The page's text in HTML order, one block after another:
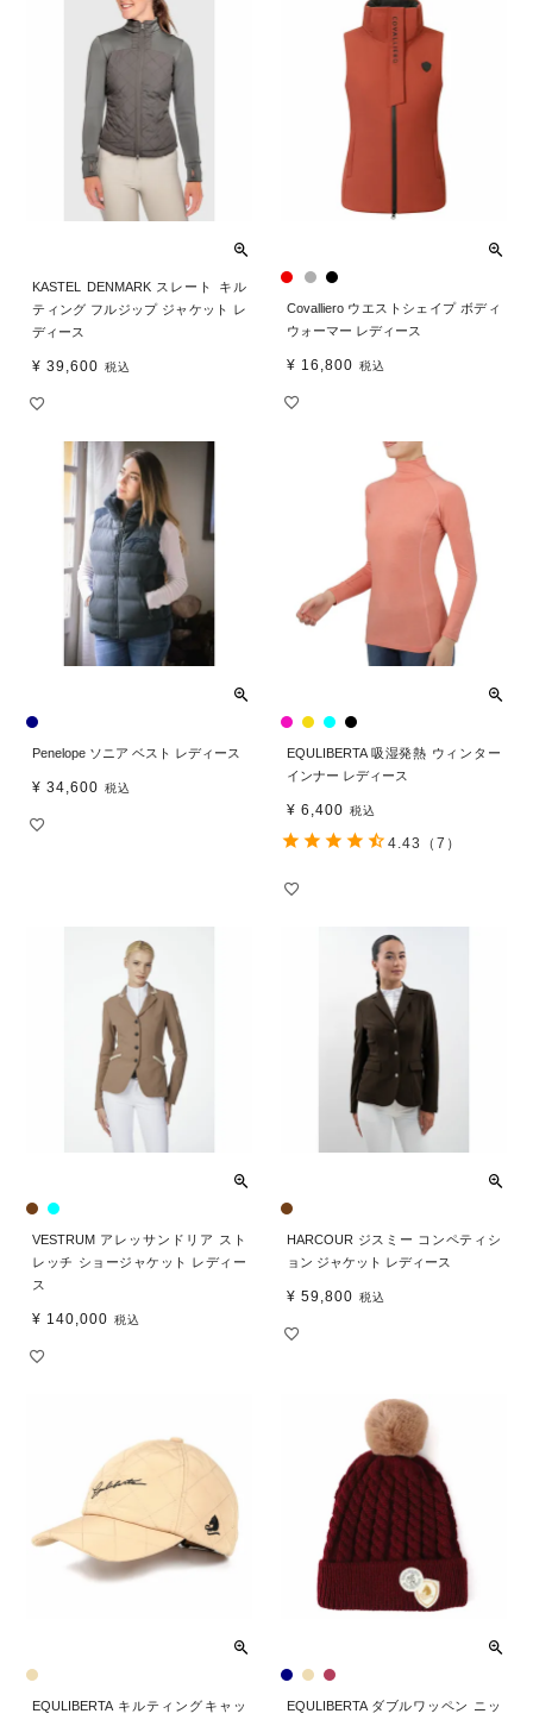
KASTEL DENMARK スレート キル
ティング フルジップ ジャケット レ
ディース
¥ 39,600 税込
Covalliero ウエストシェイプ ボディ
ウォーマー レディース
¥ 16,800 税込
Penelope ソニア ベスト レディース
¥ 34,600 税込
EQULIBERTA 吸湿発熱 ウィンター
インナー レディース
¥ 6,400 税込
4.43 （7）
VESTRUM アレッサンドリア スト
レッチ ショージャケット レディー
ス
¥ 140,000 税込
HARCOUR ジスミー コンペティシ
ョン ジャケット レディース
¥ 59,800 税込
EQULIBERTA キルティングキャッ
EQULIBERTA ダブルワッペン ニッ